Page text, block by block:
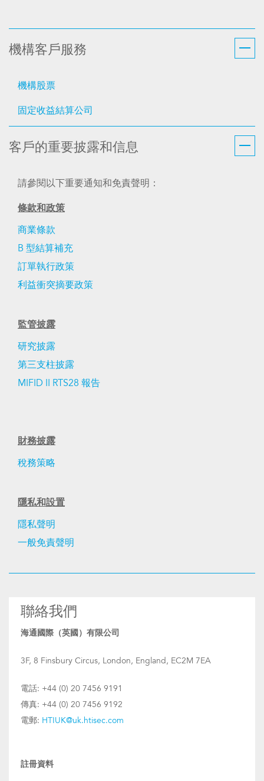
機構客戶服務
機構股票
固定收益結算公司
客戶的重要披露和信息
請參閱以下重要通知和免責聲明：
條款和政策
商業條款
B 型結算補充
訂單執行政策
利益衝突摘要政策
監管披露
研究披露
第三支柱披露
MIFID II RTS28 報告
財務披露
稅務策略
隱私和設置
隱私聲明
一般免責聲明
聯絡我們
海通國際（英國）有限公司
3F, 8 Finsbury Circus, London, England, EC2M 7EA
電話: +44 (0) 20 7456 9191
傳真: +44 (0) 20 7456 9192
電郵: HTIUK@uk.htisec.com
註冊資料